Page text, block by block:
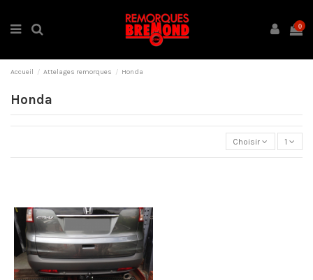
0
Accueil Attelages remorques Honda
Honda
Choisir 1